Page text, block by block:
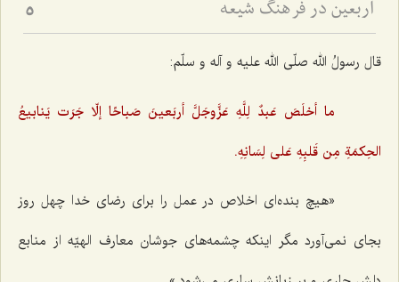
اربعین در فرهنگ شیعه 5
قال رسولُ الله صلّی الله علیه و آله و سلّم:
ما أخلَصَ عَبدٌ لِلَّهِ عَزَّوجَلَّ أربَعینَ صَباحًا إلّا جَرَت یَنابیعُ
الحِکمَةِ مِن قَلبِهِ عَلی لِسَانِهِ.
«هیچ بنده‌ای اخلاص در عمل را برای رضای خدا چهل روز
بجای نمی‌آورد مگر اینکه چشمه‌های جوشان معارف الهیّه از منابع